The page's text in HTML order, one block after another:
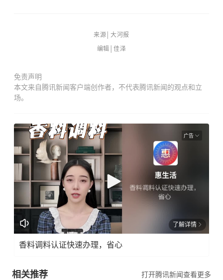
来源│大河报
编辑│佳泽
免责声明
本文来自腾讯新闻客户端创作者，不代表腾讯新闻的观点和立
场。
广告
了解详情
香料调料认证快速办理，省心
相关推荐 打开腾讯新闻查看更多